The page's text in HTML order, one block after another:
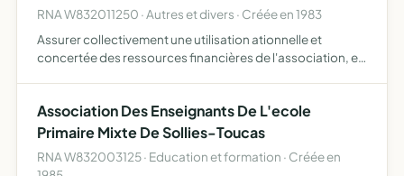
RNA W832011250 · Autres et divers · Créée en 1983
Assurer collectivement une utilisation ationnelle et
concertée des ressources financières de l'association, en
Association Des Enseignants De L'ecole
Primaire Mixte De Sollies-Toucas
RNA W832003125 · Education et formation · Créée en